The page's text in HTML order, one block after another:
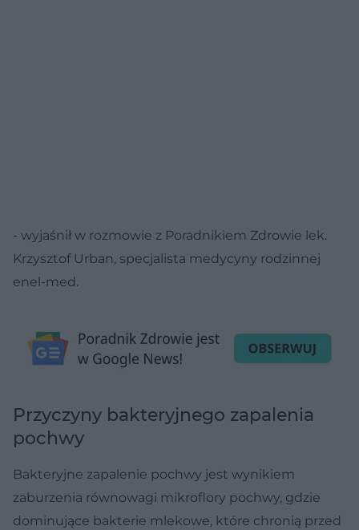
- wyjaśnił w rozmowie z Poradnikiem Zdrowie lek.
Krzysztof Urban, specjalista medycyny rodzinnej
enel-med.
Przyczyny bakteryjnego zapalenia
pochwy
Bakteryjne zapalenie pochwy jest wynikiem
zaburzenia równowagi mikroflory pochwy, gdzie
dominujące bakterie mlekowe, które chronią przed